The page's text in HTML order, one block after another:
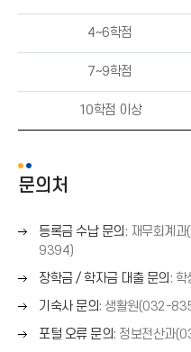
4~6학점
7~9학점
10학점 이상
문의처
오
른
쪽
화
살
표
등록금 수납 문의: 재무회계
9394)
오
른
쪽
화
장학금 / 학자금 대출 문의:
오
른
쪽
기숙사 문의: 생활원(032-
오
포털 오류 문의: 정보전산과